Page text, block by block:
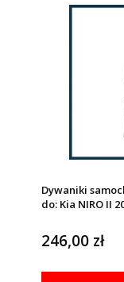
Dywaniki
do: Kia NIRO II
246,00 zł